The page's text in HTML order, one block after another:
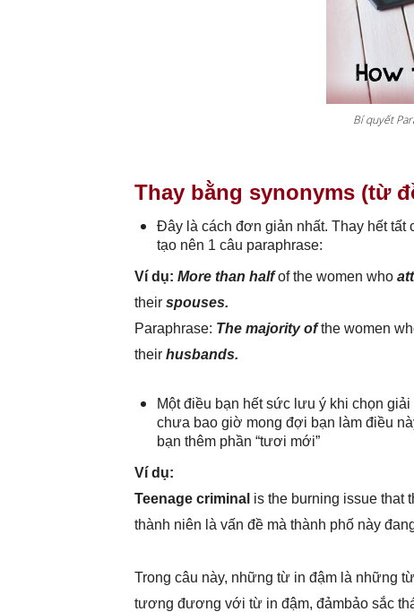
Bí quyết
Thay bằng synonyms (từ
Đây là cách đơn giản nhất. Thay hết
tạo nên 1 câu paraphrase:
Ví dụ: More than halfof the women who
their spouses.
Paraphrase: The majority of the women
their husbands.
Một điều bạn hết sức lưu ý khi chọn
chưa bao giờ mong đợi bạn làm điều
bạn thêm phần “tươi mới”
Ví dụ:
Teenage criminal is the burning issue that
thành niên là vấn đề mà thành phố này
Trong câu này, những từ in đậm là những
tương đương với từ in đậm, đảmbảo sắc